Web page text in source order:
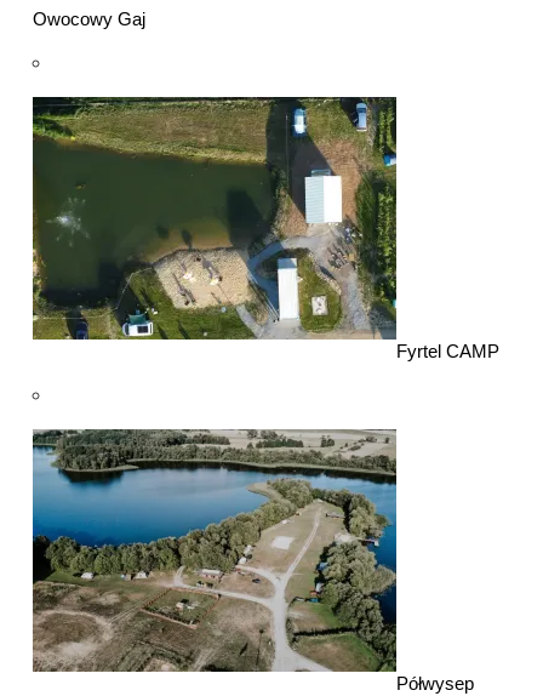
Owocowy Gaj
Fyrtel CAMP
Półwysep